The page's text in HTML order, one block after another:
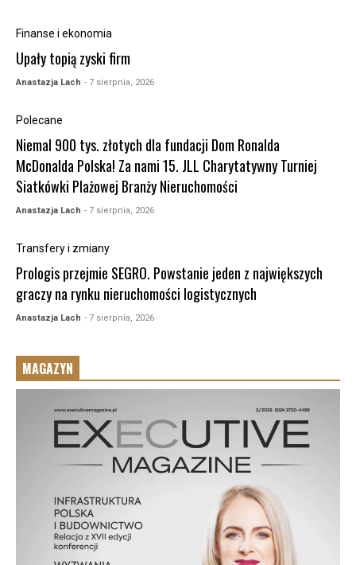
Finanse i ekonomia
Upały topią zyski firm
Anastazja Lach - 7 sierpnia, 2026
Polecane
Niemal 900 tys. złotych dla fundacji Dom Ronalda
McDonalda Polska! Za nami 15. JLL Charytatywny Turniej
Siatkówki Plażowej Branży Nieruchomości
Anastazja Lach - 7 sierpnia, 2026
Transfery i zmiany
Prologis przejmie SEGRO. Powstanie jeden z największych
graczy na rynku nieruchomości logistycznych
Anastazja Lach - 7 sierpnia, 2026
MAGAZYN